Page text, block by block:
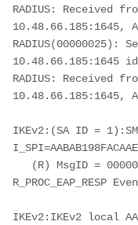
RADIUS: Received
10.48.66.185:1645,
RADIUS(00000025):
10.48.66.185:1645
RADIUS: Received
10.48.66.185:1645,
IKEv2:(SA ID =
R_PROC_EAP_RESP
IKEv2:IKEv2 local